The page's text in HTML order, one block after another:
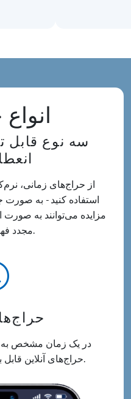
سه نوع
از حراج‌های زمانی،
استفاده کنید - به صورت
مزایده می‌توانند به
مجدد فهرست شوند.
در یک زمان مشخص به
حراج‌های آنلاین قابل برنامه‌ریزی با درام واضح.